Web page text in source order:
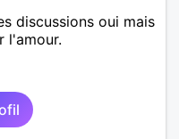
discussions oui mais
l'amour.